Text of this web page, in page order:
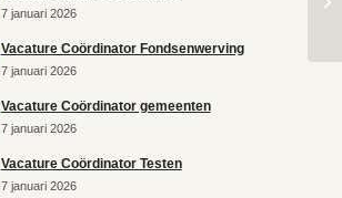
7 januari 2026
Vacature Coördinator Fondsenwerving
7 januari 2026
Vacature Coördinator gemeenten
7 januari 2026
Vacature Coördinator Testen
7 januari 2026